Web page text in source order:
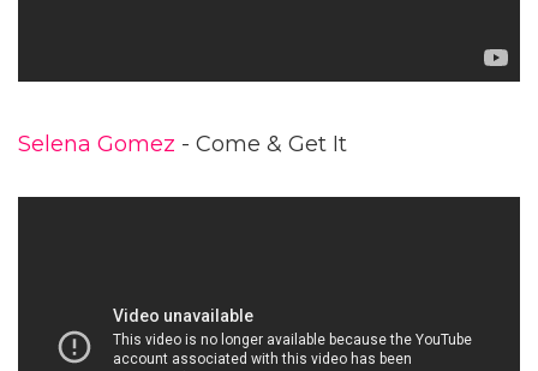
Selena Gomez - Come & Get It